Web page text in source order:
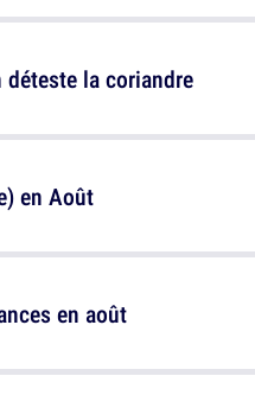
en Août
la coriandre
en août